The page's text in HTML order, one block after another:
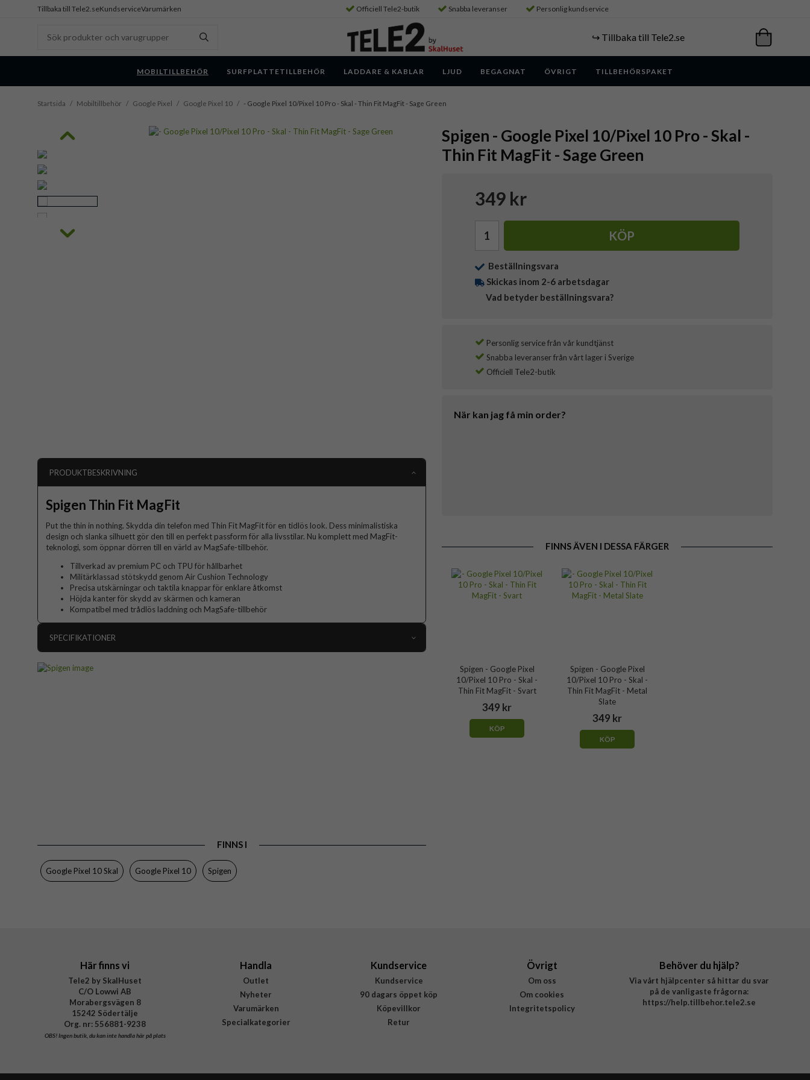
Tillbaka till Tele2.seKundserviceVarumärken Officiell Tele2-butik Snabba leveranser Personlig kundservice
↪️ Tillbaka till Tele2.se
MOBILTILLBEHÖR SURFPLATTETILLBEHÖR LADDARE & KABLAR LJUD BEGAGNAT ÖVRIGT TILLBEHÖRSPAKET
Startsida / Mobiltillbehör / Google Pixel / Google Pixel 10 / - Google Pixel 10/Pixel 10 Pro - Skal - Thin Fit MagFit - Sage Green
Spigen - Google Pixel 10/Pixel 10 Pro - Skal -
Thin Fit MagFit - Sage Green
349 kr
KÖP
Beställningsvara
Skickas inom 2-6 arbetsdagar
Vad betyder beställningsvara?
Personlig service från vår kundtjänst
Snabba leveranser från vårt lager i Sverige
Officiell Tele2-butik
När kan jag få min order?
FINNS ÄVEN I DESSA FÄRGER
Spigen - Google Pixel
10/Pixel 10 Pro - Skal -
Thin Fit MagFit - Svart
349 kr
KÖP
Spigen - Google Pixel
10/Pixel 10 Pro - Skal -
Thin Fit MagFit - Metal
Slate
349 kr
KÖP
PRODUKTBESKRIVNING
Spigen Thin Fit MagFit
Put the thin in nothing. Skydda din telefon med Thin Fit MagFit för en tidlös look. Dess minimalistiska
design och slanka silhuett gör den till en perfekt passform för alla livsstilar. Nu komplett med MagFit-
teknologi, som öppnar dörren till en värld av MagSafe-tillbehör.
Tillverkad av premium PC och TPU för hållbarhet
Militärklassad stötskydd genom Air Cushion Technology
Precisa utskärningar och taktila knappar för enklare åtkomst
Höjda kanter för skydd av skärmen och kameran
Kompatibel med trådlös laddning och MagSafe-tillbehör
SPECIFIKATIONER
FINNS I
Google Pixel 10 Skal Google Pixel 10 Spigen
Här finns vi
Tele2 by SkalHuset
C/O Lowwi AB
Morabergsvägen 8
15242 Södertälje
Org. nr: 556881-9238
OBS!Ingen butik, du kan inte handla här på plats
Handla
Outlet
Nyheter
Varumärken
Specialkategorier
Kundservice
Kundservice
90 dagars öppet köp
Köpevillkor
Retur
Övrigt
Om oss
Om cookies
Integritetspolicy
Behöver du hjälp?
Via vårt hjälpcenter så hittar du svar
på de vanligaste frågorna:
https://help.tillbehor.tele2.se